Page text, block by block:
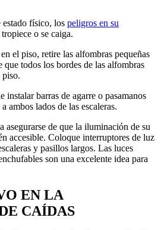
estado físico, los peligros en su
o se caiga.
el piso, retire las alfombras pequeñas
que todos los bordes de las alfombras
piso.
instalar barras de agarre o pasamanos
ambos lados de las escaleras.
asegurarse de que la iluminación de su
accesible. Coloque interruptores de luz
y pasillos largos. Las luces
son una excelente idea para
EN LA
CAÍDAS